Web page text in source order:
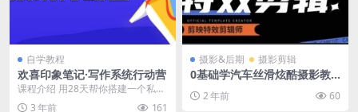
自学教程
欢喜印象笔记·写作系统行动营
课程介绍 用28天帮你搭建一个私人
搜索引擎，收集到印象笔记的信
3 年前 161
摄影&后期 摄影剪辑
0基础学汽车丝滑炫酷摄影教
2 年前 60